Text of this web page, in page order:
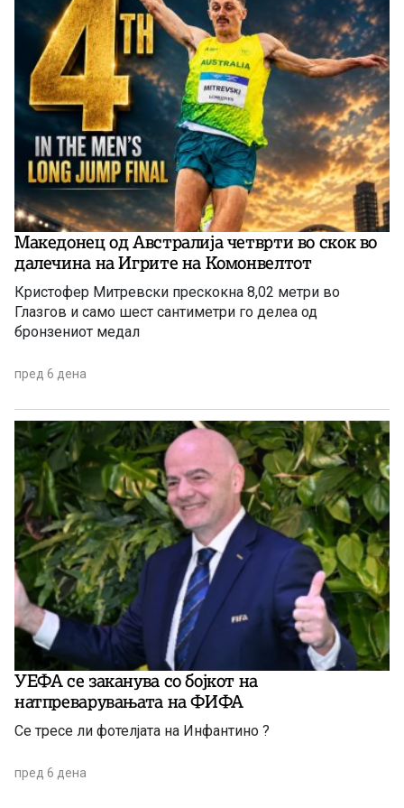
Македонец од Австралија четврти во скок во
далечина на Игрите на Комонвелтот
Кристофер Митревски прескокна 8,02 метри во
Глазгов и само шест сантиметри го делеа од
бронзениот медал
пред 6 дена
УЕФА се заканува со бојкот на
натпреварувањата на ФИФА
Се тресе ли фотелјата на Инфантино ?
пред 6 дена